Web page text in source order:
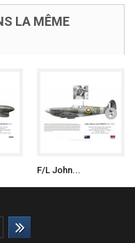
LA MÊME
F/L John...